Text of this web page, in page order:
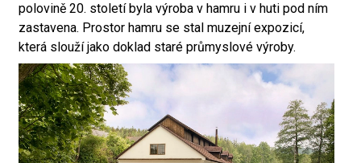
polovině 20. století byla výroba v hamru i v huti pod ním
zastavena. Prostor hamru se stal muzejní expozicí,
která slouží jako doklad staré průmyslové výroby.